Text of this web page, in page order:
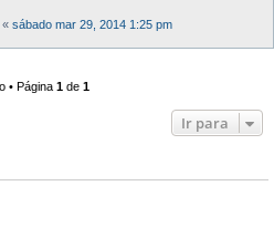
« sábado mar 29, 2014 1:25 pm
• Página 1 de 1
Ir para